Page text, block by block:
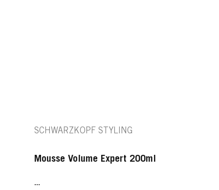
SCHWARZKOPF STYLING
Mousse Volume Expert 200ml
...